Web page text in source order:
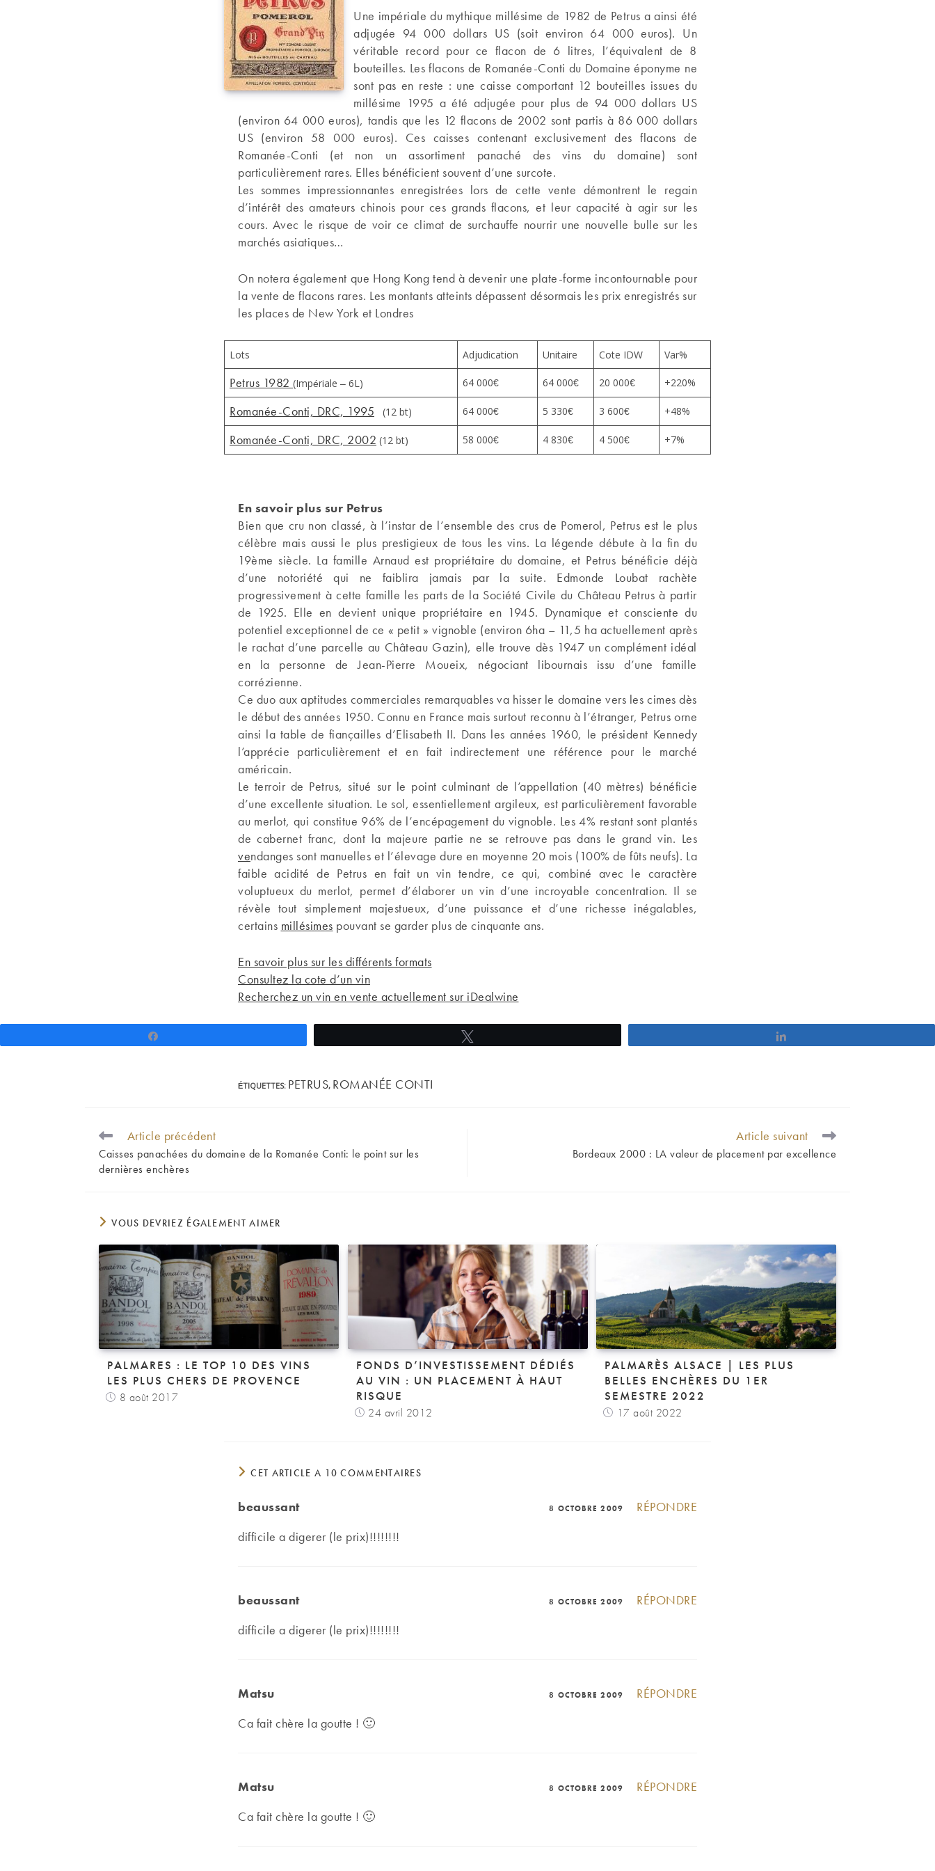
Une impériale du mythique millésime de 1982 de Petrus a ainsi été
adjugée 94 000 dollars US (soit environ 64 000 euros). Un
véritable record pour ce flacon de 6 litres, l’équivalent de 8
bouteilles. Les flacons de Romanée-Conti du Domaine éponyme ne
sont pas en reste : une caisse comportant 12 bouteilles issues du
millésime 1995 a été adjugée pour plus de 94 000 dollars US
(environ 64 000 euros), tandis que les 12 flacons de 2002 sont partis à 86 000 dollars
US (environ 58 000 euros). Ces caisses contenant exclusivement des flacons de
Romanée-Conti (et non un assortiment panaché des vins du domaine) sont
particulièrement rares. Elles bénéficient souvent d’une surcote.
Les sommes impressionnantes enregistrées lors de cette vente démontrent le regain
d’intérêt des amateurs chinois pour ces grands flacons, et leur capacité à agir sur les
cours. Avec le risque de voir ce climat de surchauffe nourrir une nouvelle bulle sur les
marchés asiatiques…
On notera également que Hong Kong tend à devenir une plate-forme incontournable pour
la vente de flacons rares. Les montants atteints dépassent désormais les prix enregistrés sur
les places de New York et Londres
Lots Adjudication Unitaire Cote IDW Var%
Petrus 1982 (Impériale – 6L) 64 000€ 64 000€ 20 000€ +220%
Romanée-Conti, DRC, 1995 (12 bt) 64 000€ 5 330€ 3 600€ +48%
Romanée-Conti, DRC, 2002 (12 bt) 58 000€ 4 830€ 4 500€ +7%
En savoir plus sur Petrus
Bien que cru non classé, à l’instar de l’ensemble des crus de Pomerol, Petrus est le plus
célèbre mais aussi le plus prestigieux de tous les vins. La légende débute à la fin du
19ème siècle. La famille Arnaud est propriétaire du domaine, et Petrus bénéficie déjà
d’une notoriété qui ne faiblira jamais par la suite. Edmonde Loubat rachète
progressivement à cette famille les parts de la Société Civile du Château Petrus à partir
de 1925. Elle en devient unique propriétaire en 1945. Dynamique et consciente du
potentiel exceptionnel de ce « petit » vignoble (environ 6ha – 11,5 ha actuellement après
le rachat d’une parcelle au Château Gazin), elle trouve dès 1947 un complément idéal
en la personne de Jean-Pierre Moueix, négociant libournais issu d’une famille
corrézienne.
Ce duo aux aptitudes commerciales remarquables va hisser le domaine vers les cimes dès
le début des années 1950. Connu en France mais surtout reconnu à l’étranger, Petrus orne
ainsi la table de fiançailles d’Elisabeth II. Dans les années 1960, le président Kennedy
l’apprécie particulièrement et en fait indirectement une référence pour le marché
américain.
Le terroir de Petrus, situé sur le point culminant de l’appellation (40 mètres) bénéficie
d’une excellente situation. Le sol, essentiellement argileux, est particulièrement favorable
au merlot, qui constitue 96% de l’encépagement du vignoble. Les 4% restant sont plantés
de cabernet franc, dont la majeure partie ne se retrouve pas dans le grand vin. Les
vendanges sont manuelles et l’élevage dure en moyenne 20 mois (100% de fûts neufs). La
faible acidité de Petrus en fait un vin tendre, ce qui, combiné avec le caractère
voluptueux du merlot, permet d’élaborer un vin d’une incroyable concentration. Il se
révèle tout simplement majestueux, d’une puissance et d’une richesse inégalables,
certains millésimes pouvant se garder plus de cinquante ans.
En savoir plus sur les différents formats
Consultez la cote d’un vin
Recherchez un vin en vente actuellement sur iDealwine
ÉTIQUETTES: PETRUS, ROMANÉE CONTI
READ
MORE
ARTICLES
Article précédent
Caisses panachées du domaine de la Romanée Conti: le point sur les
dernières enchères
Article suivant
Bordeaux 2000 : LA valeur de placement par excellence
VOUS DEVRIEZ ÉGALEMENT AIMER
PALMARES : LE TOP 10 DES VINS
LES PLUS CHERS DE PROVENCE
8 août 2017
FONDS D’INVESTISSEMENT DÉDIÉS
AU VIN : UN PLACEMENT À HAUT
RISQUE
24 avril 2012
PALMARÈS ALSACE | LES PLUS
BELLES ENCHÈRES DU 1ER
SEMESTRE 2022
17 août 2022
CET ARTICLE A 10 COMMENTAIRES
beaussant 8 OCTOBRE 2009
RÉPONDRE
difficile a digerer (le prix)!!!!!!!!
beaussant 8 OCTOBRE 2009
RÉPONDRE
difficile a digerer (le prix)!!!!!!!!
Matsu 8 OCTOBRE 2009
RÉPONDRE
Ca fait chère la goutte ! 🙂
Matsu 8 OCTOBRE 2009
RÉPONDRE
Ca fait chère la goutte ! 🙂